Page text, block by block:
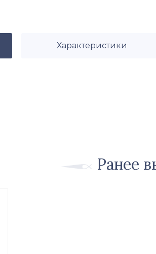
Характеристики
Ранее